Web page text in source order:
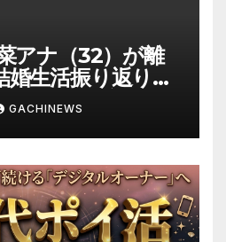
アナ（32）が離
生活振り返り
きた道は宝物」
ス)
GACHINEWS